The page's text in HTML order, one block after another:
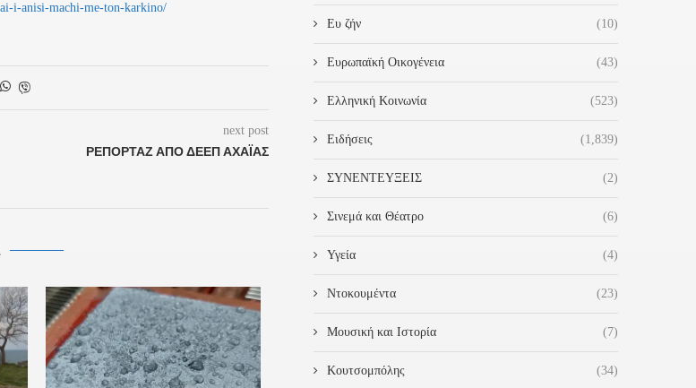
i-anisi-machi-me-ton-karkino/
next post
ΡΕΠΟΡΤΆΖ ΑΠΌ ΔΕΕΠ ΑΧΑΪΑΣ
Ευ ζήν (10)
Ευρωπαϊκή Οικογένεια (43)
Ελληνική Κοινωνία (523)
Ειδήσεις (1,839)
ΣΥΝΕΝΤΕΥΞΕΙΣ (2)
Σινεμά και Θέατρο (6)
Υγεία (4)
Ντοκουμέντα (23)
Μουσική και Ιστορία (7)
Κουτσομπόλης (34)